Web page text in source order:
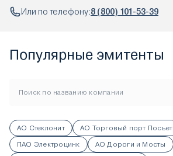
Или по телефону:8 (800) 101-53-39
Популярные эмитенты
АО Стеклонит
АО Торговый порт Посьет
ПАО Электроцинк
АО Дороги и Мосты